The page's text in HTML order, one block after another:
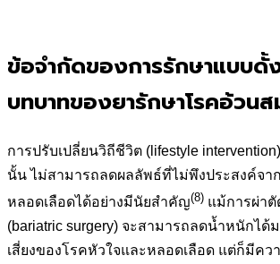
ข้อจำกัดของการรักษาแบบดั้
บทบาทของยารักษาโรคอ้วนส
การปรับเปลี่ยนวิถีชีวิต (lifestyle intervention)
นั้น ไม่สามารถลดผลลัพธ์ที่ไม่พึงประสงค์จา
หลอดเลือดได้อย่างมีนัยสำคัญ(8) แม้การผ่า
(bariatric surgery) จะสามารถลดน้ำหนักได้
เสี่ยงของโรคหัวใจและหลอดเลือด แต่ก็มีคว